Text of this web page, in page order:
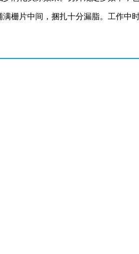
栅片中间，捆扎十分漏脂。工作中